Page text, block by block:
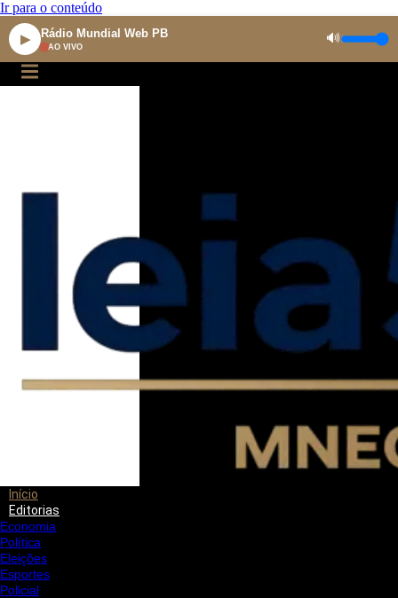
Ir para o conteúdo
▶ Rádio Mundial Web PB
AO VIVO
🔊
Início
Editorias
Economia
Política
Eleições
Esportes
Policial